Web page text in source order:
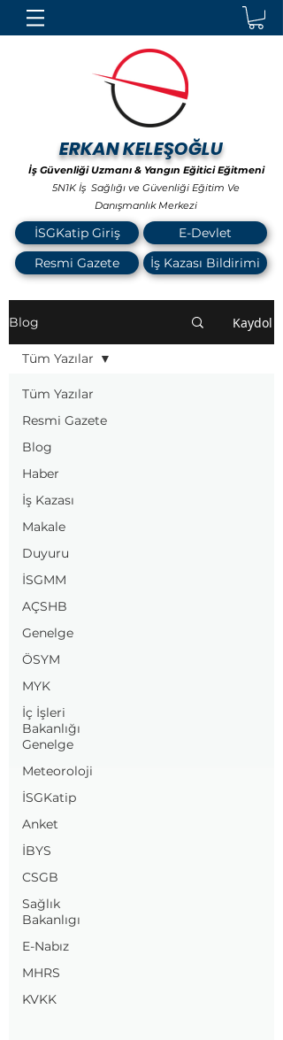
ERKAN KELEŞOĞLU
İş Güvenliği Uzmanı & Yangın Eğitici Eğitmeni
5N1K İş Sağlığı ve Güvenliği Eğitim Ve
Danışmanlık Merkezi
İSGKatip Giriş
E-Devlet
Resmi Gazete
İş Kazası Bildirimi
Blog Kaydol
Tüm Yazılar
Resmi Gazete
Blog
Haber
İş Kazası
Makale
Duyuru
İSGMM
AÇSHB
Genelge
ÖSYM
MYK
İç İşleri
Bakanlığı
Genelge
Meteoroloji
İSGKatip
Anket
İBYS
CSGB
Sağlık
Bakanlıgı
E-Nabız
MHRS
KVKK
Tüm Yazılar